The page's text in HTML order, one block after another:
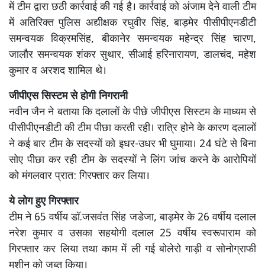
में टीम द्वारा छठी कार्रवाई की गई है। कार्रवाई को अंजाम देने वाली टीम
में अतिरिक्त पुलिस अद्यीक्षक रघुवीर सिंह, बाड़मेर पीसीपीएनडीटी
समन्वयक विक्रमसिंह, बीकानेर समन्वयक महेन्द्र सिंह चारण,
जालौर समन्वयक शंकर सुथार, सीआई हरिनारायण, डालचंद, महेश
कुमार व अरशद शामिल थे।
जीपीएस सिस्टम से होगी निगरानी
नवीन जैन ने बताया कि दलालों के पीछे जीपीएस सिस्टम के माध्यम से
पीसीपीएनडीटी की टीम पीछा करती रही। रात्रि होने के कारण दलालों
ने कई बार टीम के सदस्यों को इधर-उधर भी घुमाया। 24 घंटे से बिना
सोए पीछा कर रही टीम के सदस्यों ने लिंग जांच करने के आरोपियों
को मंगलवार प्रात: गिरफ्तार कर लिया।
ये लोग हुए गिरफ्तार
टीम ने 65 वर्षीय डॉ.जसवंत सिंह जडेजा, बाड़मेर के 26 वर्षीय दलाल
नरेश कुमार व उसका सहयोगी दलाल 25 वर्षीय स्वरूपाराम को
गिरफ्तार कर लिया तथा काम में ली गई बोलेरो गाड़ी व सोनोग्राफी
मशीन को जब्त किया।